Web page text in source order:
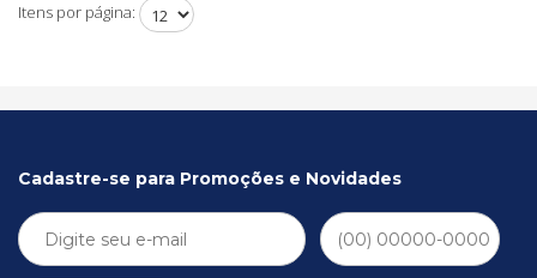
Itens por página:
Cadastre-se para Promoções e Novidades